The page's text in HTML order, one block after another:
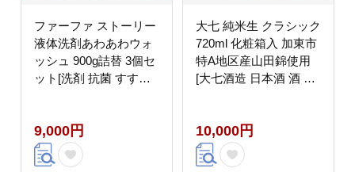
ファーファ ストーリー
液体洗剤あわあわウォ
ッシュ 900g詰替 3個セ
ット[洗剤 抗菌 すすぎ1
9,000円
大七 純米生 クラシック
720ml 化粧箱入 加東市
特A地区産山田錦使用
[大七酒造 日本酒 酒 お
10,000円